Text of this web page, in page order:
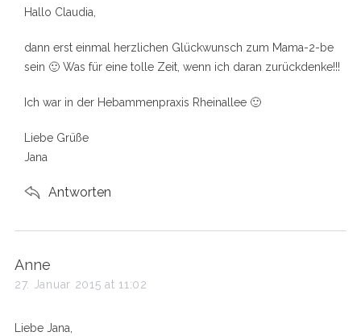
s
Hallo Claudia,
dann erst einmal herzlichen Glückwunsch zum Mama-2-be
sein 🙂 Was für eine tolle Zeit, wenn ich daran zurückdenke!!!
Ich war in der Hebammenpraxis Rheinallee 🙂
Liebe Grüße
Jana
Antworten
s
a
s
Anne
27. Januar 2015 at 11:02
Liebe Jana,